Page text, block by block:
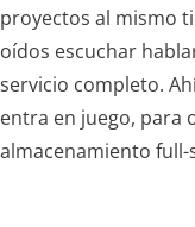
proyectos al mismo
oídos escuchar
servicio completo.
entra en juego, para
almacenamiento full-